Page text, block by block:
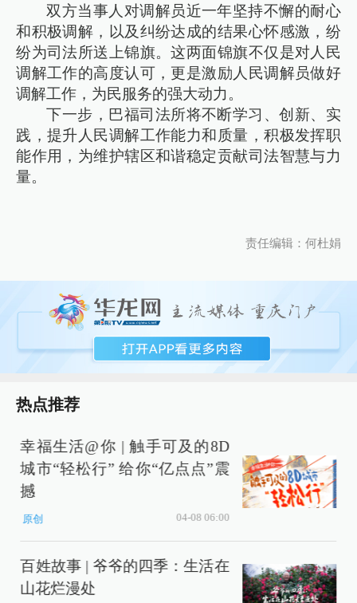
双方当事人对调解员近一年坚持不懈的耐心
和积极调解，以及纠纷达成的结果心怀感激，纷
纷为司法所送上锦旗。这两面锦旗不仅是对人民
调解工作的高度认可，更是激励人民调解员做好
调解工作，为民服务的强大动力。
下一步，巴福司法所将不断学习、创新、实
践，提升人民调解工作能力和质量，积极发挥职
能作用，为维护辖区和谐稳定贡献司法智慧与力
量。
责任编辑：何杜娟
热点推荐
幸福生活@你 | 触手可及的8D
城市“轻松行” 给你“亿点点”震
撼
原创 04-08 06:00
百姓故事 | 爷爷的四季：生活在
山花烂漫处